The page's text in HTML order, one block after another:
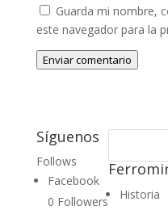
Guarda mi nombre,
este navegador para la
Enviar comentario
Síguenos
Follows
Facebook
0 Followers
Historia